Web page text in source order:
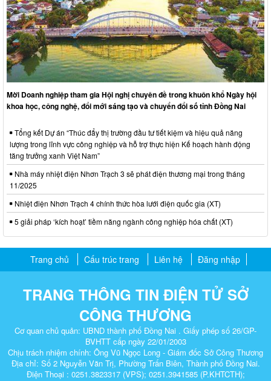
Mời Doanh nghiệp tham gia Hội nghị chuyên đề trong khuôn khổ Ngày hội
khoa học, công nghệ, đổi mới sáng tạo và chuyển đổi số tỉnh Đồng Nai
Tổng kết Dự án “Thúc đẩy thị trường đầu tư tiết kiệm và hiệu quả năng
lượng trong lĩnh vực công nghiệp và hỗ trợ thực hiện Kế hoạch hành động
tăng trưởng xanh Việt Nam”
Nhà máy nhiệt điện Nhơn Trạch 3 sẽ phát điện thương mại trong tháng
11/2025
Nhiệt điện Nhơn Trạch 4 chính thức hòa lưới điện quốc gia (XT)
5 giải pháp ‘kích hoạt’ tiềm năng ngành công nghiệp hóa chất (XT)
Trang chủ Cấu trúc trang Liên hệ Đăng nhập
TRANG THÔNG TIN ĐIỆN TỬ SỞ
CÔNG THƯƠNG
Cơ quan chủ quản: UBND thành phố Đồng Nai . Giấy phép số 26/GP-
BVHTT cấp ngày 22/01/2003
Chịu trách nhiệm chính: Ông Vũ Ngọc Long - Giám đốc Sở Công Thương
Địa chỉ: Số 2 Nguyễn Văn Trị, Phường Trấn Biên, Thành phố Đồng Nai.
Điện Thoại : 0251.3823317 (VPS); 0251.3941585 (P.KHTCTH);